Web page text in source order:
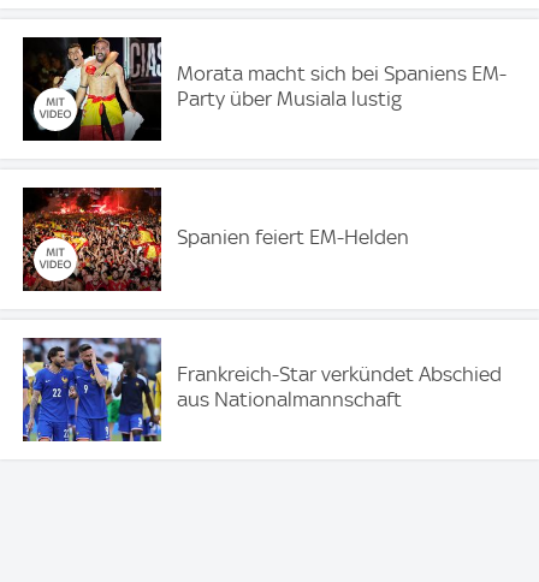
Morata macht sich bei Spaniens EM-
Party über Musiala lustig
Spanien feiert EM-Helden
Frankreich-Star verkündet Abschied
aus Nationalmannschaft